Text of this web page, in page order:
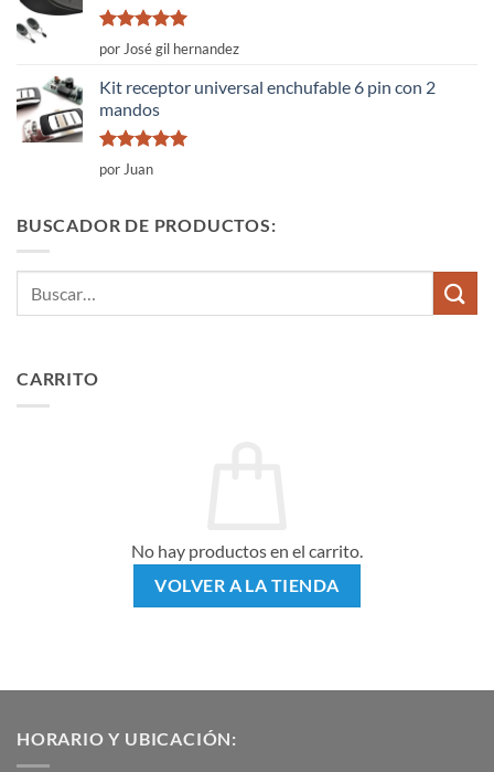
Valorado
con
de 5
por José gil hernandez
Kit receptor universal enchufable 6 pin con 2
mandos
Valorado
con
por Juan
BUSCADOR DE PRODUCTOS:
CARRITO
No hay productos en el carrito.
VOLVER A LA TIENDA
HORARIO Y UBICACIÓN: